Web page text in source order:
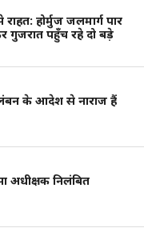
होर्मुज जलमार्ग पार
गुजरात पहुँच रहे दो बड़े
के आदेश से नाराज हैं
अधीक्षक निलंबित